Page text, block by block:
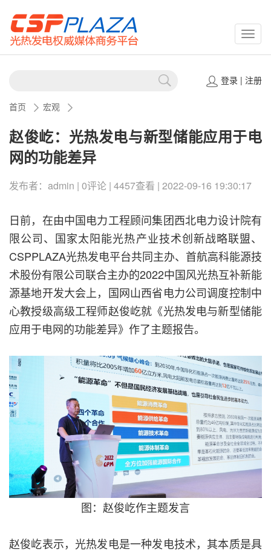
登录| 注册
首页 宏观
赵俊屹：光热发电与新型储能应用于电
网的功能差异
发布者：admin | 0评论 | 4457查看 | 2022-09-16 19:30:17
日前，在由中国电力工程顾问集团西北电力设计院有
限公司、国家太阳能光热产业技术创新战略联盟、
CSPPLAZA光热发电平台共同主办、首航高科能源技
术股份有限公司联合主办的2022中国风光热互补新能
源基地开发大会上，国网山西省电力公司调度控制中
心教授级高级工程师赵俊屹就《光热发电与新型储能
应用于电网的功能差异》作了主题报告。
图：赵俊屹作主题发言
赵俊屹表示，光热发电是一种发电技术，其本质是具